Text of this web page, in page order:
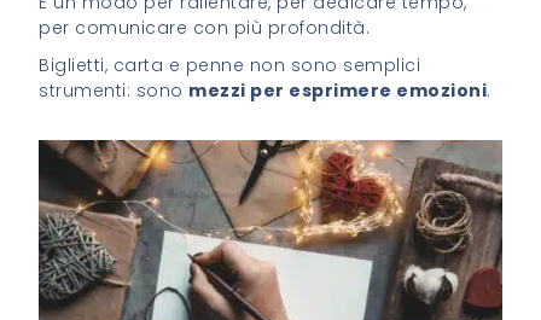
per comunicare con più profondità.
Biglietti, carta e penne non sono semplici
strumenti: sono mezzi per esprimere emozioni.